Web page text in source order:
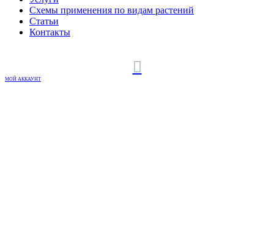
Схемы применения по видам растений
Статьи
Контакты
МОЙ АККАУНТ